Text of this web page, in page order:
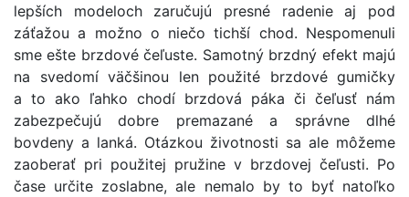
lepších modeloch zaručujú presné radenie aj pod
záťažou a možno o niečo tichší chod. Nespomenuli
sme ešte brzdové čeľuste. Samotný brzdný efekt majú
na svedomí väčšinou len použité brzdové gumičky
a to ako ľahko chodí brzdová páka či čeľusť nám
zabezpečujú dobre premazané a správne dlhé
bovdeny a lanká. Otázkou životnosti sa ale môžeme
zaoberať pri použitej pružine v brzdovej čeľusti. Po
čase určite zoslabne, ale nemalo by to byť natoľko